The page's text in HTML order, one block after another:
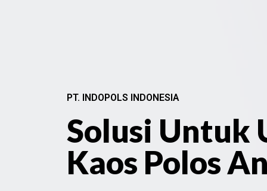
PT. INDOPOLS INDONESIA
Solusi Untuk
Kaos Polos